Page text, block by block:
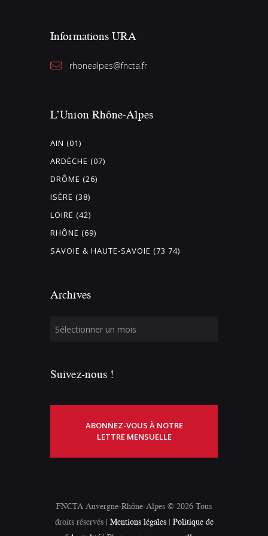
Informations URA
rhonealpes@fncta.fr
L’Union Rhône-Alpes
AIN (01)
ARDÈCHE (07)
DRÔME (26)
ISÈRE (38)
LOIRE (42)
RHÔNE (69)
SAVOIE & HAUTE-SAVOIE (73 74)
Archives
Suivez-nous !
ABONNEZ-VOUS À NOTRE
LETTRE MENSUELLE
FNCTA Auvergne-Rhône-Alpes © 2026 Tous
droits réservés | Mentions légales| Politique de